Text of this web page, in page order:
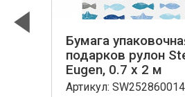
Бумага
подарков рулон
Eugen, 0.7 x 2 м
Артикул: